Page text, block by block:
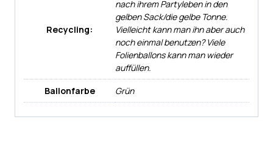
Recycling:
nach ihrem Partyleben in den
gelben Sack/die gelbe Tonne.
Vielleicht kann man ihn aber auch
noch einmal benutzen? Viele
Folienballons kann man wieder
auffüllen.
Ballonfarbe
Grün